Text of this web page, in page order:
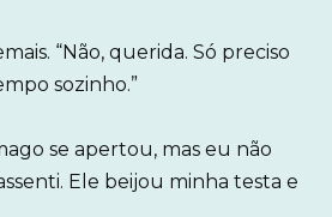
“Não, querida. Só preciso
sozinho.”
se apertou, mas eu não
Ele beijou minha testa e